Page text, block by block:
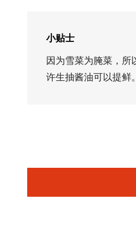
小贴士
因为雪菜为腌菜，所
许生抽酱油可以提鲜。